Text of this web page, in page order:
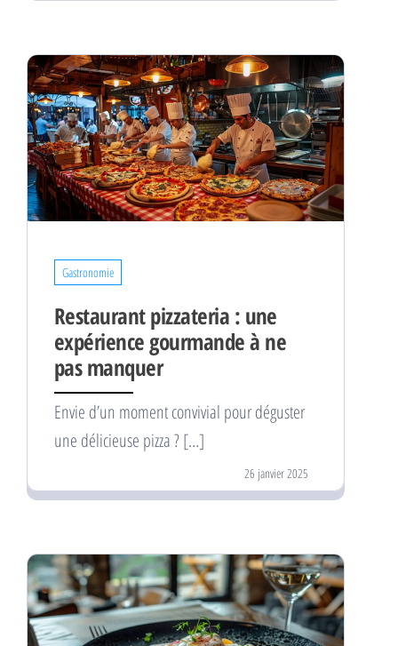
Gastronomie
Restaurant pizzateria : une
expérience gourmande à ne
pas manquer
Envie d’un moment convivial pour déguster
une délicieuse pizza ? […]
26 janvier 2025